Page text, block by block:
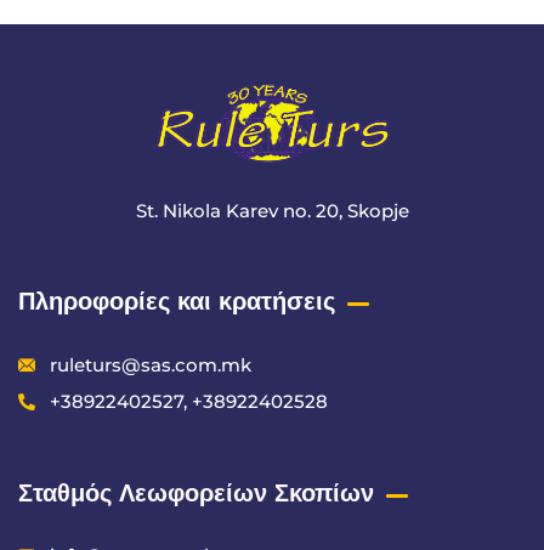
St. Nikola Karev no. 20, Skopje
Πληροφορίες και κρατήσεις
ruleturs@sas.com.mk
+38922402527, +38922402528
Σταθμός Λεωφορείων Σκοπίων